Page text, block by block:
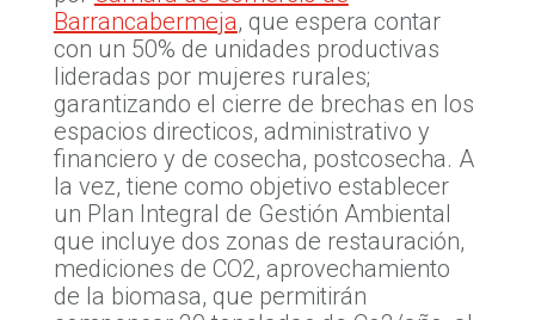
Barrancabermeja, que espera contar
con un 50% de unidades productivas
lideradas por mujeres rurales;
garantizando el cierre de brechas en los
espacios directicos, administrativo y
financiero y de cosecha, postcosecha. A
la vez, tiene como objetivo establecer
un Plan Integral de Gestión Ambiental
que incluye dos zonas de restauración,
mediciones de CO2, aprovechamiento
de la biomasa, que permitirán